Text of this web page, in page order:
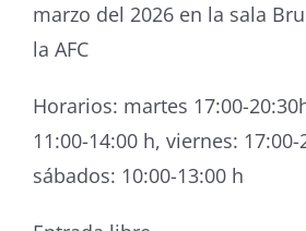
marzo del 2026 en la sala
la AFC
Horarios: martes 17:00-
11:00-14:00 h, viernes: 17:00-
sábados: 10:00-13:00 h